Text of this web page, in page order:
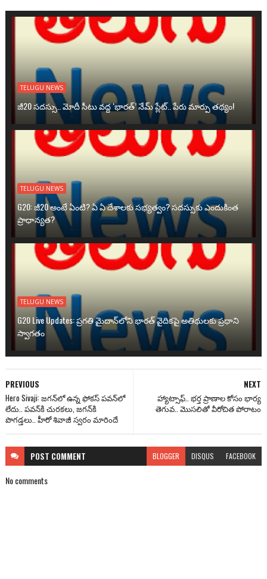
TELUGU NEWS
జీ20 సదస్సు.. మోదీ సీటు వద్ద ‘భారత్’ నేమ్ ప్లేట్‌.. పేరు మార్పు తథ్యం!
TELUGU NEWS
G20: జీ20 అంటే ఏంటి? ఏ ఏ దేశాలకు సభ్యత్వం? సదస్సుకు ఎందుకింత
ప్రాధాన్యత?
TELUGU NEWS
G20 Live Updates: ప్రగతి మైదాన్‌లోని భారత్ వైదికపై అతిథులకు ప్రధాని
స్వాగతం
NEXT
హ్యాట్సాఫ్.. భర్త ప్రాణాల కోసం భార్య
తెగువ.. మొసలితో వీరోచిత పోరాటం
PREVIOUS
Hero Sivaji: జగన్‌లో ఉన్న ఫోకస్ పవన్‌లో
లేదు.. పవన్‌కి చురకలు, జగన్‌కి
పొగడ్తలు.. హీరో శివాజీ స్వరం మారిందే
POST COMMENT BLOGGER DISQUS FACEBOOK
No comments